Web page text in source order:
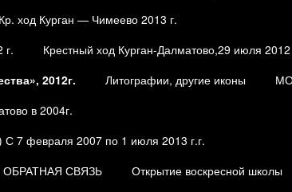
Кр. ход Курган — Чимеево 2013 г.
г.
Крестный ход Курган-Далматово,29 июля 2012
2012г.
Литографии, другие иконы
в 2004г.
февраля 2007 по 1 июля 2013 г.г.
ОБРАТНАЯ СВЯЗЬ
Открытие воскресной школы